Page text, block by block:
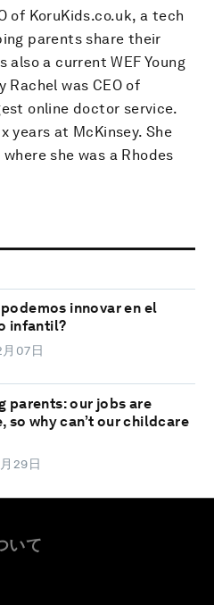
of KoruKids.co.uk, a tech
parents share their
also a current WEF Young
Rachel was CEO of
online doctor service.
years at McKinsey. She
she was a Rhodes
innovar en el
infantil?
月07日
parents: our jobs are
so why can’t our childcare
29日
いて